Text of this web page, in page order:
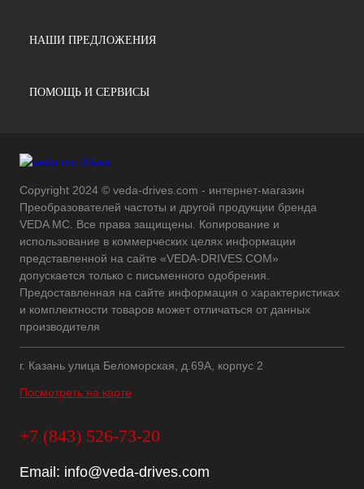
НАШИ ПРЕДЛОЖЕНИЯ
ПОМОЩЬ И СЕРВИСЫ
Copyright 2024 © veda-drives.com - интернет-магазин
Преобразователей частоты и другой продукции бренда
VEDA MC. Все права защищены. Копирование и
использование в коммерческих целях информации
представленной на сайте «VEDA-DRIVES.COM»
допускается только с письменного одобрения.
Предоставленная на сайте информация о характеристиках
и комплектности товаров может отличаться от данных
производителя
г. Казань улица Беломорская, д.69А, корпус 2
Посмотреть на карте
+7 (843) 526-73-20
Email: info@veda-drives.com